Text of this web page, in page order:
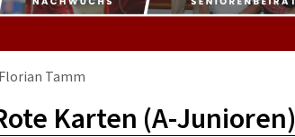
Florian Tamm
Karten (A-Junioren)